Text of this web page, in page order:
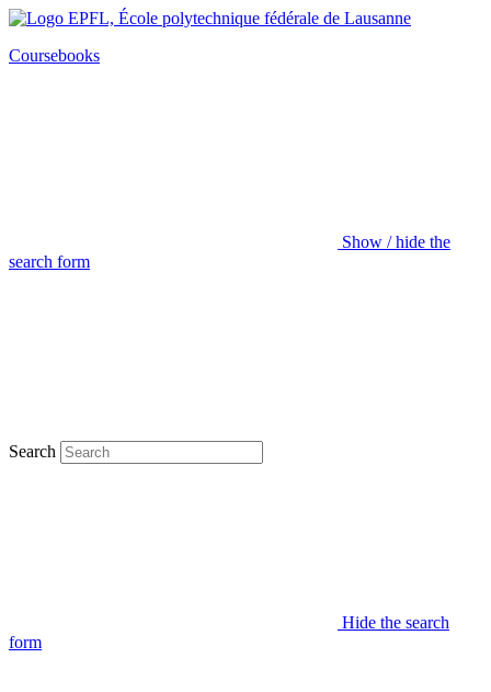
Coursebooks
Show / hide the
search form
Search
Hide the search
form